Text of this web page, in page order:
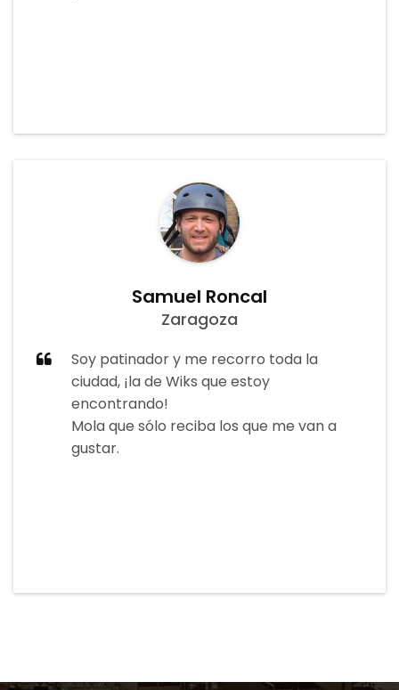
Samuel Roncal
Zaragoza
Soy patinador y me recorro toda la
ciudad, ¡la de Wiks que estoy
encontrando!
Mola que sólo reciba los que me van a
gustar.